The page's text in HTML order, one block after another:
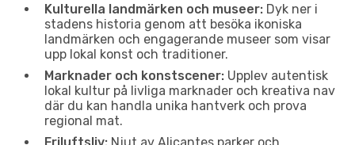
Kulturella landmärken och museer: Dyk ner i
stadens historia genom att besöka ikoniska
landmärken och engagerande museer som visar
upp lokal konst och traditioner.
Marknader och konstscener: Upplev autentisk
lokal kultur på livliga marknader och kreativa nav
där du kan handla unika hantverk och prova
regional mat.